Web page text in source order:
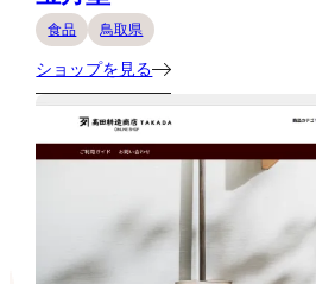
食品 鳥取県
ショップを見る